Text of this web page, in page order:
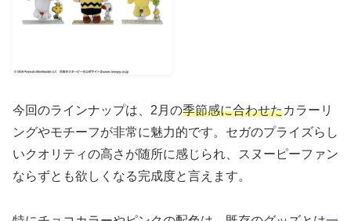
今回のラインナップは、2月の季節感に合わせたカラーリ
ングやモチーフが非常に魅力的です。セガのプライズらし
いクオリティの高さが随所に感じられ、スヌーピーファン
ならずとも欲しくなる完成度と言えます。